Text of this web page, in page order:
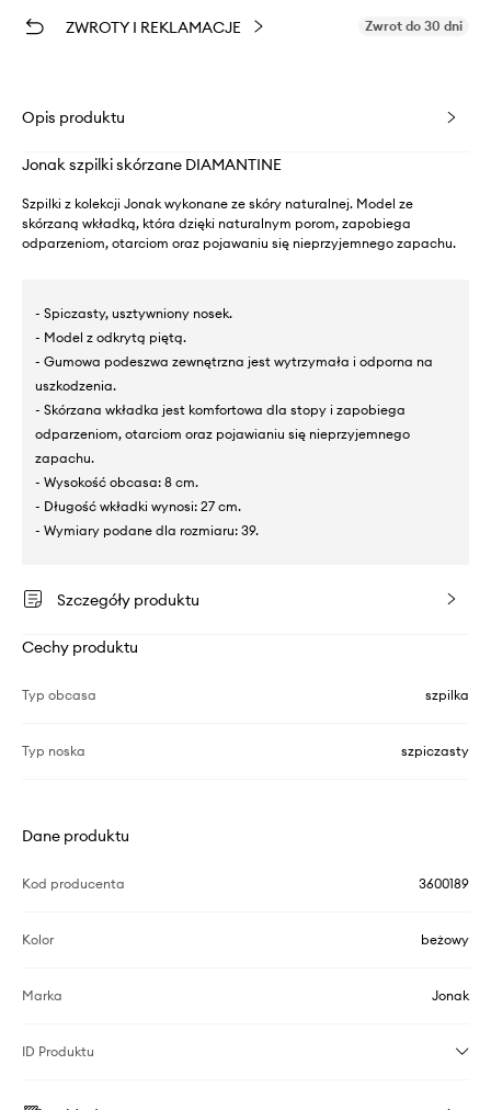
ZWROTY I REKLAMACJE Zwrot do 30 dni
Opis produktu
Jonak szpilki skórzane DIAMANTINE
Szpilki z kolekcji Jonak wykonane ze skóry naturalnej. Model ze
skórzaną wkładką, która dzięki naturalnym porom, zapobiega
odparzeniom, otarciom oraz pojawaniu się nieprzyjemnego zapachu.
- Spiczasty, usztywniony nosek.
- Model z odkrytą piętą.
- Gumowa podeszwa zewnętrzna jest wytrzymała i odporna na
uszkodzenia.
- Skórzana wkładka jest komfortowa dla stopy i zapobiega
odparzeniom, otarciom oraz pojawianiu się nieprzyjemnego
zapachu.
- Wysokość obcasa: 8 cm.
- Długość wkładki wynosi: 27 cm.
- Wymiary podane dla rozmiaru: 39.
Szczegóły produktu
Cechy produktu
Typ obcasa szpilka
Typ noska szpiczasty
Dane produktu
Kod producenta 3600189
Kolor beżowy
Marka Jonak
ID Produktu